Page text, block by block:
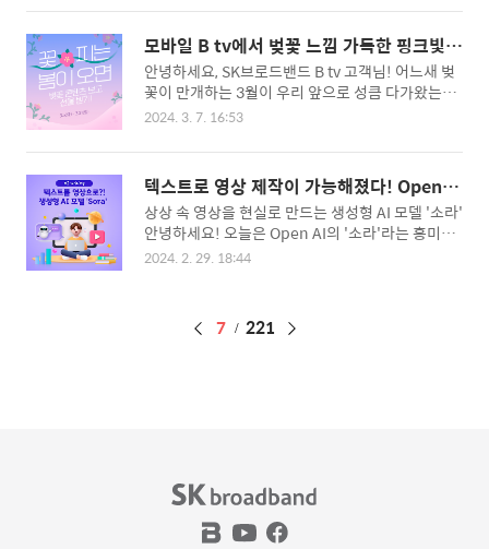
8편 모두와 프리퀄인 '신비한 동물사전'까지 무제한
으로 감상할 수 있게 되었답니다! 2. '해리 포터' 시
청 이벤트 참여하고 멋..
그래서 SK브로드밴드에서 1G 인터넷을 준비했습
니다! 지금 바로 1G 인터넷과 가입 혜택까지 함께
알아볼까요? ✨1G 인터넷 알아보기✨ #1G 인터넷
가입혜택 500M보다 2배 빠른 기가 인터넷과 B tv
를 함께 가입하시면 선물을 드려요! 네이버페이 포
인트 45만 원(백화점 상품권 대체 가능)과 LG 울트
수 있어요! B tv 없이 1G 인터넷만 가입해도 선물이
있어요! 네이버페이 포인트 15만 원(백화점 상품권
대체 가능)을 드립니다. #사은품 혜택 대신 ..
모바일 B tv에서 벚꽃 느낌 가득한 핑크빛
콘텐츠 시청하고, 선물 받자!
안녕하세요, SK브로드밴드 B tv 고객님! 어느새 벚
꽃이 만개하는 3월이 우리 앞으로 성큼 다가왔는데
요. 모바일 B tv에서 지역별 개화시기 확인하고, 벚
꽃 콘텐츠를 시청한 분들에게 드릴 선물도 준비했답
니다! 그럼 지금 바로 벚꽃 개화시기, 벚꽃 콘텐츠 그
리고 선물까지 확인해 볼까요? 3월 22일, 제주도를
시작으로, 3월 27일 부산, 포항, 광주, 전주로 올라가
4월 첫 주에 서울, 청주, 인천까지 대한민국이 핑크
빛으로 물들 예정입니다! 벚꽃 개화시기를 알았으
비했어요! 핑크빛 벚꽃 콘텐츠를 보신 분들에게 VO
D 30% 할인쿠폰을 드립니다. 📆 ..
2024. 3. 7. 16:53
텍스트로 영상 제작이 가능해졌다! Open AI
가 만든 '소라(Sora)'의 놀라운 능력
상상 속 영상을 현실로 만드는 생성형 AI 모델 '소라'
안녕하세요! 오늘은 Open AI의 '소라'라는 흥미로
운 생성형 AI 모델을 소개하려고 합니다. 생성형 AI
제 촬영 영상과 구분이 어려워 큰 화제를 모으고 있
습니다. 마치 마법사처럼 상상 속 장면을 영상으로
변환하는 것이 아니라, 스토리텔링 요..
2024. 2. 29. 18:44
페
7 221